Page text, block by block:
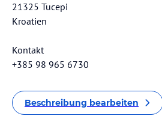
21325 Tucepi
Kroatien
Kontakt
+385 98 965 6730
Beschreibung bearbeiten